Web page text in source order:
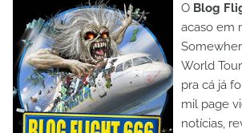
O Blog
acaso em
World
pra cá já
mil page
notícias,